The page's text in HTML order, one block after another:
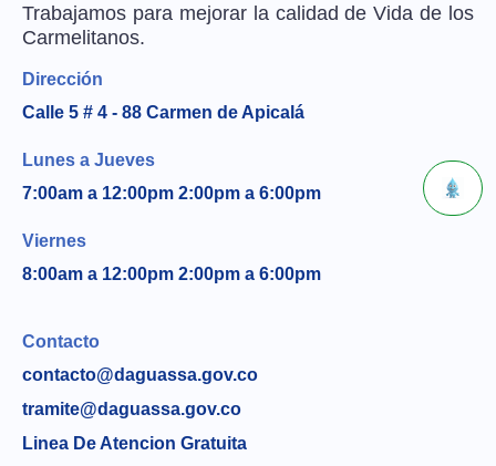
Trabajamos para mejorar la calidad de Vida de los
Carmelitanos.
Dirección
Calle 5 # 4 - 88 Carmen de Apicalá
Lunes a Jueves
7:00am a 12:00pm 2:00pm a 6:00pm
Viernes
8:00am a 12:00pm 2:00pm a 6:00pm
Contacto
contacto@daguassa.gov.co
tramite@daguassa.gov.co
Linea De Atencion Gratuita